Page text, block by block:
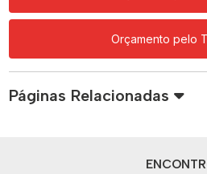
Orçamento pelo
Páginas Relacionadas